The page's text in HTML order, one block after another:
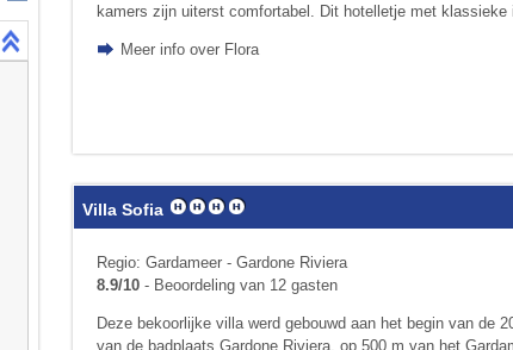
kamers zijn uiterst comfortabel. Dit hotelletje met
Meer info over Flora
Villa Sofia
Regio: Gardameer - Gardone Riviera
8.9/10- Beoordeling van 12 gasten
Deze bekoorlijke villa werd gebouwd aan het begin van de
van de badplaats Gardone Riviera, op 500 m van het